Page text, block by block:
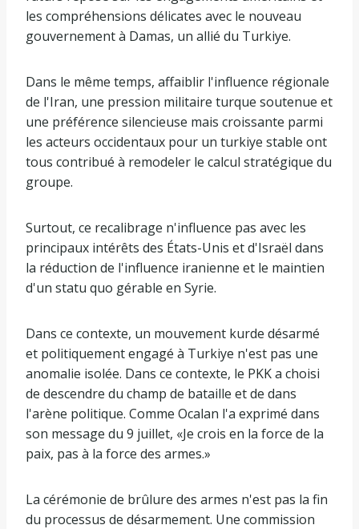
les compréhensions délicates avec le nouveau
gouvernement à Damas, un allié du Turkiye.
Dans le même temps, affaiblir l'influence régionale
de l'Iran, une pression militaire turque soutenue et
une préférence silencieuse mais croissante parmi
les acteurs occidentaux pour un turkiye stable ont
tous contribué à remodeler le calcul stratégique du
groupe.
Surtout, ce recalibrage n'influence pas avec les
principaux intérêts des États-Unis et d'Israël dans
la réduction de l'influence iranienne et le maintien
d'un statu quo gérable en Syrie.
Dans ce contexte, un mouvement kurde désarmé
et politiquement engagé à Turkiye n'est pas une
anomalie isolée. Dans ce contexte, le PKK a choisi
de descendre du champ de bataille et de dans
l'arène politique. Comme Ocalan l'a exprimé dans
son message du 9 juillet, «Je crois en la force de la
paix, pas à la force des armes.»
La cérémonie de brûlure des armes n'est pas la fin
du processus de désarmement. Une commission